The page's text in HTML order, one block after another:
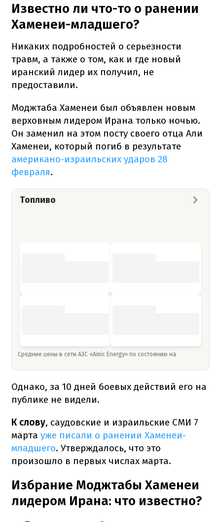
Известно ли что-то о ранении
Хаменеи-младшего?
Никаких подробностей о серьезности
травм, а также о том, как и где новый
иранский лидер их получил, не
предоставили.
Моджтаба Хаменеи был объявлен новым
верховным лидером Ирана только ночью.
Он заменил на этом посту своего отца Али
Хаменеи, который погиб в результате
американо-израильских ударов 28
февраля.
Топливо
Средние цены в сети АЗС «Amic Energy» по состоянию на
Однако, за 10 дней боевых действий его на
публике не видели.
К слову, саудовские и израильские СМИ 7
марта уже писали о ранении Хаменеи-
младшего. Утверждалось, что это
произошло в первых числах марта.
Избрание Моджтабы Хаменеи
лидером Ирана: что известно?